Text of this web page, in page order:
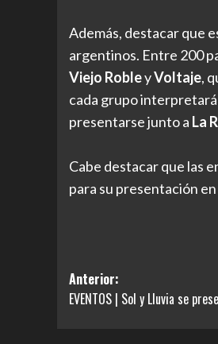
Además, destacar que
argentinos. Entre 200
Viejo RobleyVoltaje,
cada grupo
presentarse junto a La
Cabe destacar que las
para su presentación en
Navegación
de
Anterior:
EVENTOS | Sol y Lluvia se